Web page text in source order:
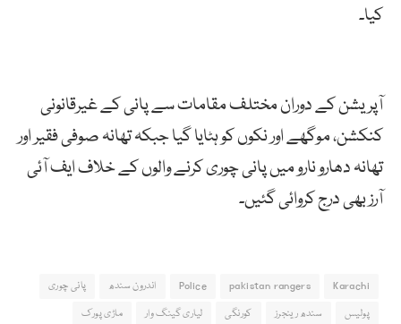
کیا۔
آپریشن کے دوران مختلف مقامات سے پانی کے غیرقانونی
کنکشن، موگھے اور نکوں کو ہٹایا گیا جبکہ تھانہ صوفی فقیر اور
تھانہ دھارو نارو میں پانی چوری کرنے والوں کے خلاف ایف آئی
آرز بھی درج کروائی گئیں۔
Karachi
pakistan rangers
Police اندرون سندھ
پانی چوری
پولیس
سندھ رینجرز کورنگی لیاری گینگ وار ماڑی پورک